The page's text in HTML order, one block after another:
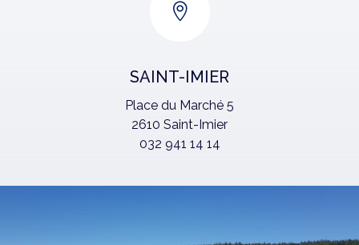

SAINT-IMIER
Place du Marché 5
2610 Saint-Imier
032 941 14 14